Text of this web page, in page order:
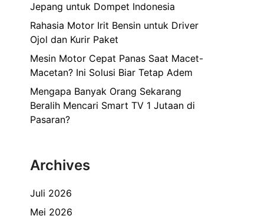
Jepang untuk Dompet Indonesia
Rahasia Motor Irit Bensin untuk Driver
Ojol dan Kurir Paket
Mesin Motor Cepat Panas Saat Macet-
Macetan? Ini Solusi Biar Tetap Adem
Mengapa Banyak Orang Sekarang
Beralih Mencari Smart TV 1 Jutaan di
Pasaran?
Archives
Juli 2026
Mei 2026